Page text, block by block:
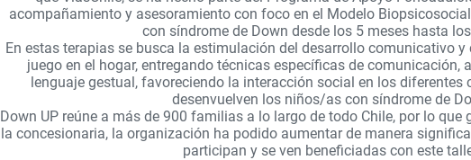
acompañamiento y asesoramiento con foco en el Modelo
con síndrome de Down desde los 5 meses hasta
En estas terapias se busca la estimulación del desarrollo comunicativo
juego en el hogar, entregando técnicas específicas de comunicación,
lenguaje gestual, favoreciendo la interacción social en los diferentes
desenvuelven los niños/as con síndrome de
Down UP reúne a más de 900 familias a lo largo de todo Chile, por lo que
la concesionaria, la organización ha podido aumentar de manera
participan y se ven beneficiadas con este